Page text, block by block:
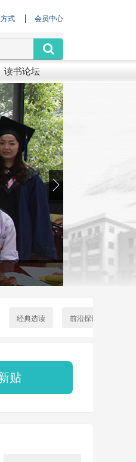
会员中心
式
读书论坛
经典选读 前沿探讨
贴